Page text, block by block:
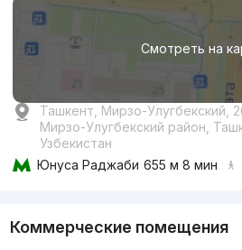
Смотреть на
Ташкент, Мирзо-Улугбекский,
Мирзо-Улугбекский район,
Узбекистан
Юнуса Раджаби 655 м 8 мин
Коммерческие помещения